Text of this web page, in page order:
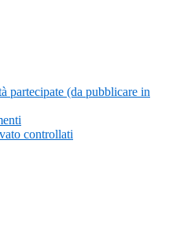
partecipate (da pubblicare in
controllati